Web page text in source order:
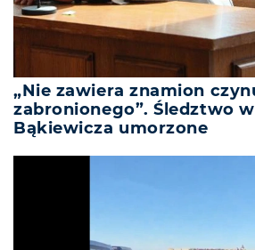
„Nie zawiera znamion
zabronionego”. Śledztwo
Bąkiewicza umorzone